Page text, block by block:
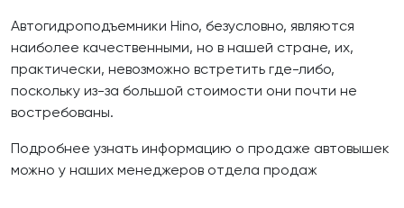
Автогидроподъемники Hino, безусловно, являются
наиболее качественными, но в нашей стране, их,
практически, невозможно встретить где-либо,
поскольку из-за большой стоимости они почти не
востребованы.
Подробнее узнать информацию о продаже автовышек
можно у наших менеджеров отдела продаж